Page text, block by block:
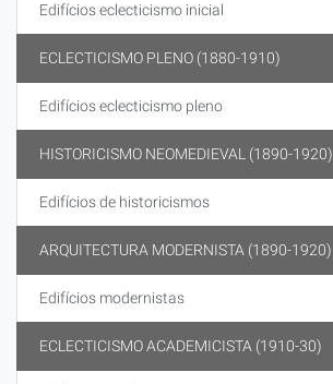
Edifícios eclecticismo inicial
ECLECTICISMO PLENO (1880-1910)
Edifícios eclecticismo pleno
HISTORICISMO NEOMEDIEVAL (1890-1920)
Edifícios de historicismos
ARQUITECTURA MODERNISTA (1890-1920)
Edifícios modernistas
ECLECTICISMO ACADEMICISTA (1910-30)